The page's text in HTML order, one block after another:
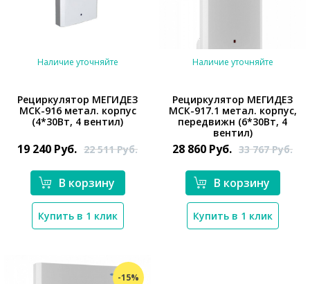
*}
Наличие уточняйте
Рециркулятор МЕГИДЕЗ
МСК-916 метал. корпус
(4*30Вт, 4 вентил)
19 240 Руб. 22 511Руб.
В корзину
Купить в 1 клик
*}
Наличие уточняйте
Рециркулятор МЕГИДЕЗ
МСК-917.1 метал. корпус,
передвижн (6*30Вт, 4
вентил)
28 860 Руб. 33 767Руб.
В корзину
Купить в 1 клик
-15%